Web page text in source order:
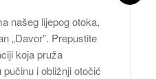
našeg lijepog otoka,
„Davor”. Prepustite
koja pruža
i obližnji otočić